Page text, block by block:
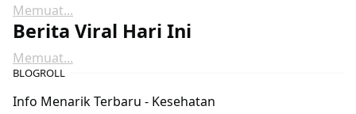
Memuat...
Berita Viral Hari Ini
Memuat...
BLOGROLL
Info Menarik Terbaru - Kesehatan